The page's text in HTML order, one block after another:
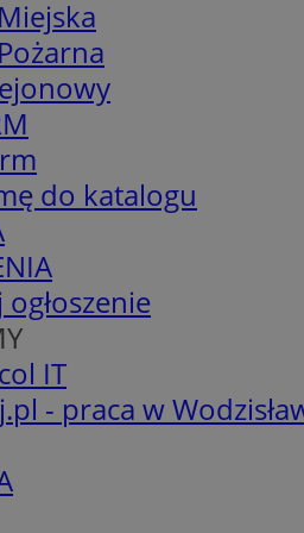
do katalogu
IT
- praca w